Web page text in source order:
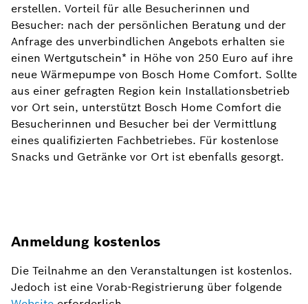
erstellen. Vorteil für alle Besucherinnen und
Besucher: nach der persönlichen Beratung und der
Anfrage des unverbindlichen Angebots erhalten sie
einen Wertgutschein* in Höhe von 250 Euro auf ihre
neue Wärmepumpe von Bosch Home Comfort. Sollte
aus einer gefragten Region kein Installationsbetrieb
vor Ort sein, unterstützt Bosch Home Comfort die
Besucherinnen und Besucher bei der Vermittlung
eines qualifizierten Fachbetriebes. Für kostenlose
Snacks und Getränke vor Ort ist ebenfalls gesorgt.
Anmeldung kostenlos
Die Teilnahme an den Veranstaltungen ist kostenlos.
Jedoch ist eine Vorab-Registrierung über folgende